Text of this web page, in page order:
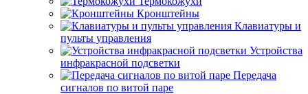
Кронштейны
Клавиатуры и
пульты управления
Устройства
инфракрасной подсветки
Передача
сигналов по витой паре